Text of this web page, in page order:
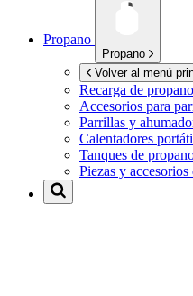
Propano
Propano
Volver al menú
Recarga de propano
Accesorios para
Parrillas y
Calentadores
Tanques de
Piezas y accesorios